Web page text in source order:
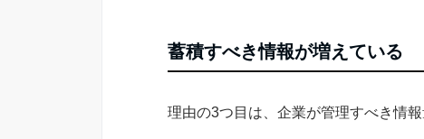
蓄積すべき情報が増えている
理由の3つ目は、企業が管理すべき情